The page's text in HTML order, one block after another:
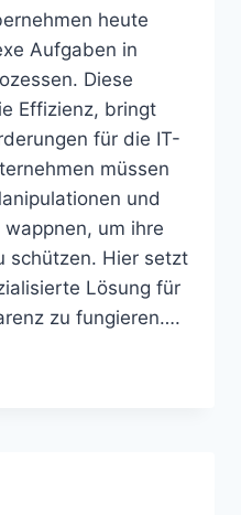
heute
Aufgaben in
Diese
Effizienz, bringt
für die IT-
müssen
und
um ihre
schützen. Hier setzt
Lösung für
zu fungieren….